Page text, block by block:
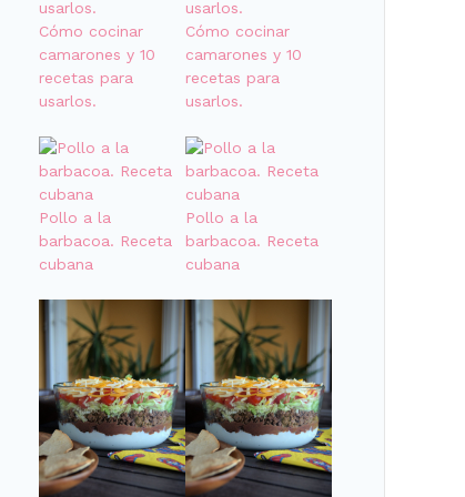
Cómo cocinar
camarones y 10
recetas para
usarlos.
Pollo a la
barbacoa. Receta
cubana
Cómo cocinar
camarones y 10
recetas para
usarlos.
Pollo a la
barbacoa. Receta
cubana